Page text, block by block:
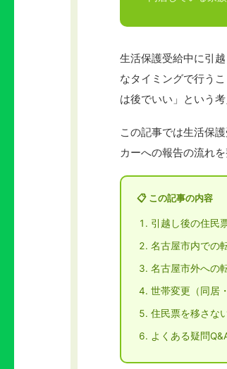
生活保護受給中に引
なタイミングで行う
は後でいい」という
この記事では生活保
カーへの報告の流れを
📋 この記事の内容
引越し後の住
名古屋市内での
名古屋市外への
世帯変更（同居
住民票を移さな
よくある疑問